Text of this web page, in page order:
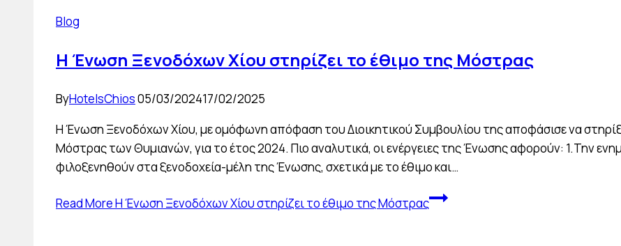
Blog
Η Ένωση Ξενοδόχων Χίου στηρίζει το έθιμο της Μόστρας
ByHotelsChios05/03/202417/02/2025
Η Ένωση Ξενοδόχων Χίου, με ομόφωνη απόφαση του Διοικητικού Συμβουλίου της αποφάσισε να
Μόστρας των Θυμιανών, για το έτος 2024. Πιο αναλυτικά, οι ενέργειες της Ένωσης αφορούν: 1.Την
φιλοξενηθούν στα ξενοδοχεία-μέλη της Ένωσης, σχετικά με το έθιμο και…
Read MoreΗ Ένωση Ξενοδόχων Χίου στηρίζει το έθιμο της Μόστρας